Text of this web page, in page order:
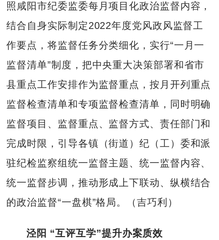
照咸阳市纪委监委每月项目化政治监督内容，
结合自身实际制定2022年度党风政风监督工
作要点，将监督任务分类细化，实行“一月一
监督清单”制度，把中央重大决策部署和省市
县重点工作安排作为监督重点，按月开列重点
监督检查清单和专项监督检查清单，同时明确
监督项目、监督重点、监督方式、责任部门和
完成时限，引导各镇（街道）纪（工）委和派
驻纪检监察组统一监督主题、统一监督内容、
统一监督步调，推动形成上下联动、纵横结合
的政治监督“一盘棋”格局。（吉巧利）
泾阳 “互评互学”提升办案质效